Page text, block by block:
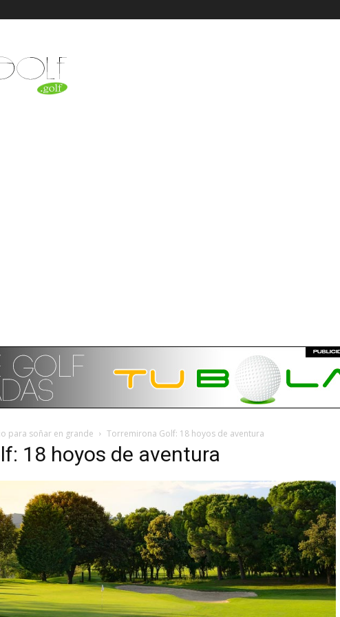
para soñar en grande Torremirona Golf: 18 hoyos de aventura
18 hoyos de aventura